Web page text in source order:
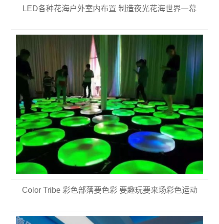
LED各种花海户外室内布置 制造夜光花海世界一幕
Color Tribe 彩色部落要色彩 要趣玩要来场彩色运动